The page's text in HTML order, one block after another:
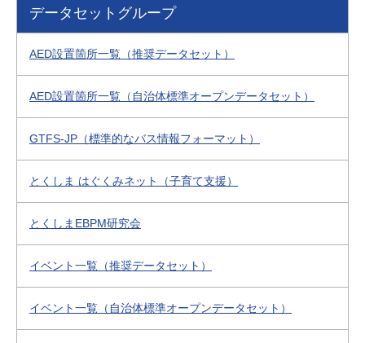
データセットグループ
AED設置箇所一覧（推奨データセット）
AED設置箇所一覧（自治体標準オープンデータセット）
GTFS-JP（標準的なバス情報フォーマット）
とくしま はぐくみネット（子育て支援）
とくしまEBPM研究会
イベント一覧（推奨データセット）
イベント一覧（自治体標準オープンデータセット）